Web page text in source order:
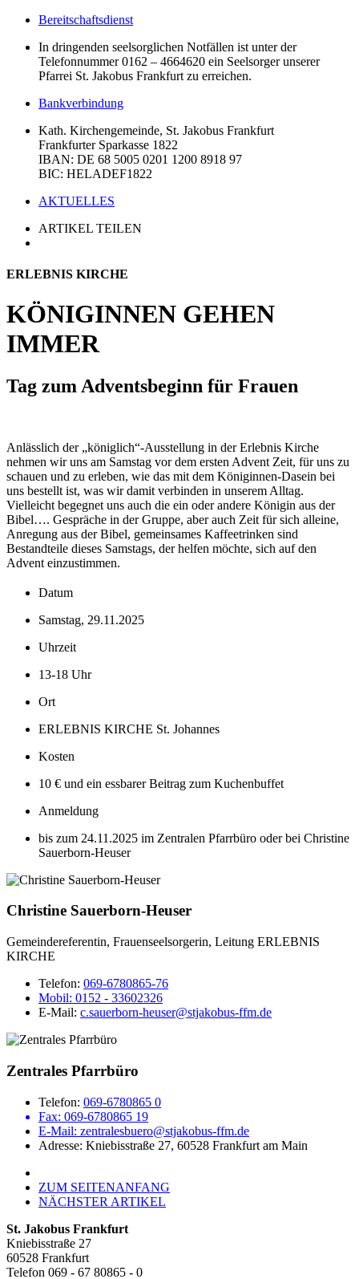
Bereitschaftsdienst
In dringenden seelsorglichen Notfällen ist unter der
Telefonnummer 0162 – 4664620 ein Seelsorger unserer
Pfarrei St. Jakobus Frankfurt zu erreichen.
Bankverbindung
Kath. Kirchengemeinde, St. Jakobus Frankfurt
Frankfurter Sparkasse 1822
IBAN: DE 68 5005 0201 1200 8918 97
BIC: HELADEF1822
AKTUELLES
ARTIKEL TEILEN
ERLEBNIS KIRCHE
KÖNIGINNEN GEHEN
IMMER
Tag zum Adventsbeginn für Frauen
Anlässlich der „königlich“-Ausstellung in der Erlebnis Kirche
nehmen wir uns am Samstag vor dem ersten Advent Zeit, für uns zu
schauen und zu erleben, wie das mit dem Königinnen-Dasein bei
uns bestellt ist, was wir damit verbinden in unserem Alltag.
Vielleicht begegnet uns auch die ein oder andere Königin aus der
Bibel…. Gespräche in der Gruppe, aber auch Zeit für sich alleine,
Anregung aus der Bibel, gemeinsames Kaffeetrinken sind
Bestandteile dieses Samstags, der helfen möchte, sich auf den
Advent einzustimmen.
Datum
Samstag, 29.11.2025
Uhrzeit
13-18 Uhr
Ort
ERLEBNIS KIRCHE St. Johannes
Kosten
10 € und ein essbarer Beitrag zum Kuchenbuffet
Anmeldung
bis zum 24.11.2025 im Zentralen Pfarrbüro oder bei Christine
Sauerborn-Heuser
Christine Sauerborn-Heuser
Gemeindereferentin, Frauenseelsorgerin, Leitung ERLEBNIS
KIRCHE
Telefon: 069-6780865-76
Mobil: 0152 - 33602326
E-Mail: c.sauerborn-heuser@stjakobus-ffm.de
Zentrales Pfarrbüro
Telefon: 069-6780865 0
Fax: 069-6780865 19
E-Mail: zentralesbuero@stjakobus-ffm.de
Adresse: Kniebisstraße 27, 60528 Frankfurt am Main
ZUM SEITENANFANG
NÄCHSTER ARTIKEL
St. Jakobus Frankfurt
Kniebisstraße 27
60528 Frankfurt
Telefon 069 - 67 80865 - 0